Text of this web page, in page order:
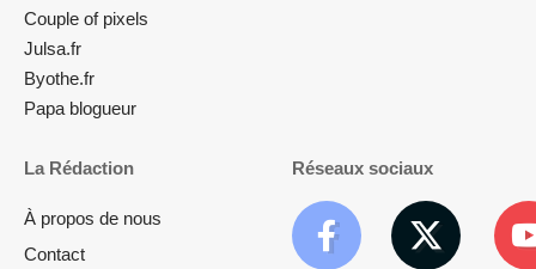
Couple of pixels
Julsa.fr
Byothe.fr
Papa blogueur
La Rédaction
À propos de nous
Contact
Réseaux sociaux